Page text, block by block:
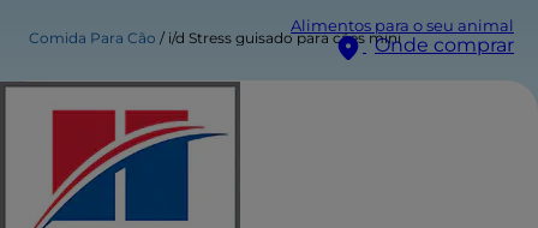
Alimentos para o seu animal
Onde comprar
Comida Para Cão i/d Stress guisado para cães mini